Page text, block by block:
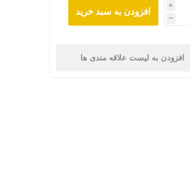
i
h
افزودن به سبد خرید
افزودن به لیست علاقه مندی ها